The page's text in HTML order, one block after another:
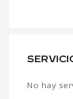
No hay